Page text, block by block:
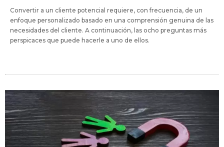
Convertir a un cliente potencial requiere, con frecuencia, de un
enfoque personalizado basado en una comprensión genuina de las
necesidades del cliente. A continuación, las ocho preguntas más
perspicaces que puede hacerle a uno de ellos.